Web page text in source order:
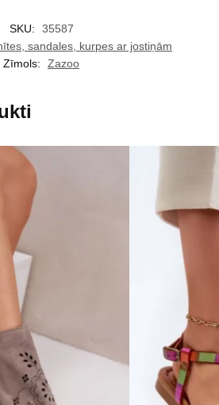
SKU:
35587
sandales, kurpes ar jostiņām
Zīmols:
Zazoo